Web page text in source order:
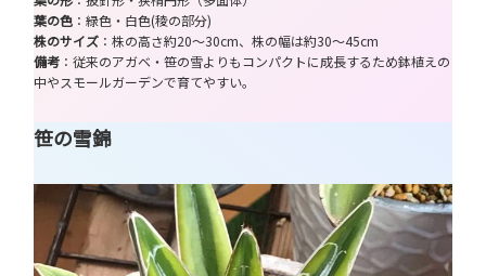
葉の色 ：緑色・白色(稜の部分)
株のサイズ ：株の高さ約20～30cm、株の幅は約30～45cm
備考 ：従来のアガベ・笹の雪よりもコンパクトに成長するため鉢植えの
中やスモールガーデンで育てやすい。
笹の雪錦